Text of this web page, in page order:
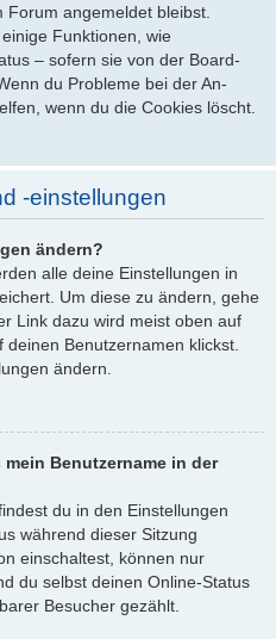
angemeldet bleibst.
Funktionen, wie
– sofern sie von der Board-
du Probleme bei der An-
wenn du die Cookies löscht.
-einstellungen
ändern?
alle deine Einstellungen in
Um diese zu ändern, gehe
Link dazu wird meist oben auf
Benutzernamen klickst.
ändern.
Benutzername in der
du in den Einstellungen
während dieser Sitzung
einschaltest, können nur
du selbst deinen Online-Status
Besucher gezählt.